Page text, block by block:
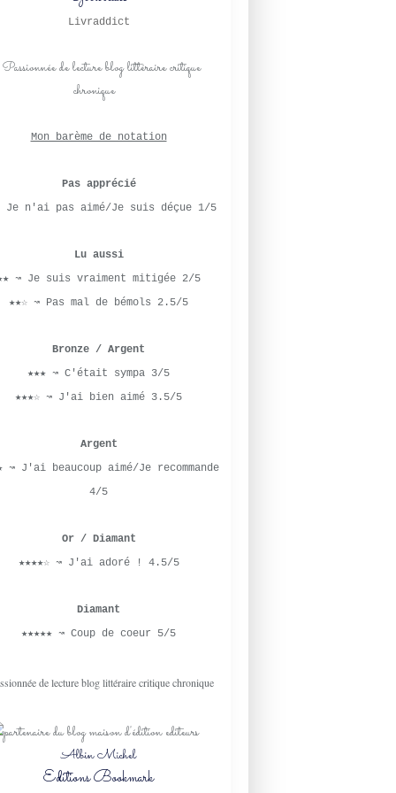
Livraddict
Mon barème de notation
Pas apprécié
Je n'ai pas aimé/Je suis déçue 1/5
Lu aussi
↝ Je suis vraiment mitigée 2/5
★★☆ ↝ Pas mal de bémols 2.5/5
Bronze / Argent
★★★ ↝ C'était sympa 3/5
★★★☆ ↝ J'ai bien aimé 3.5/5
Argent
↝ J'ai beaucoup aimé/Je recommande
4/5
Or / Diamant
★★★★☆ ↝ J'ai adoré ! 4.5/5
Diamant
★★★★★ ↝ Coup de coeur 5/5
Albin Michel
Editions Bookmark